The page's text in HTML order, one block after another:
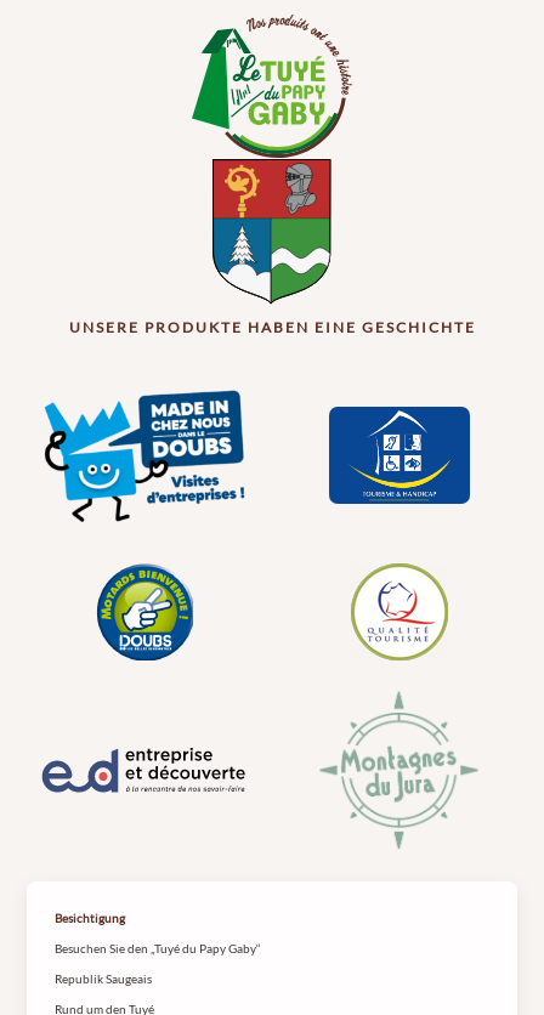
UNSERE PRODUKTE HABEN EINE GESCHICHTE
Besichtigung
Besuchen Sie den „Tuyé du Papy Gaby“
Republik Saugeais
Rund um den Tuyé